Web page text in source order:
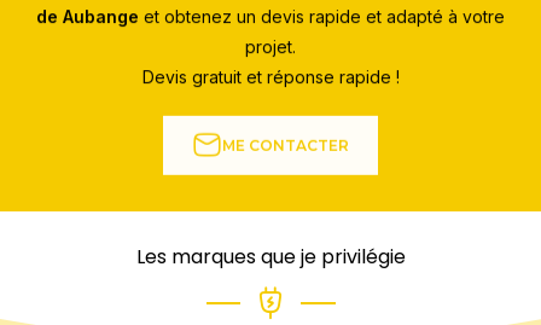
de Aubange et obtenez un devis rapide et adapté à votre
projet.
Devis gratuit et réponse rapide !
ME CONTACTER
Les marques que je privilégie